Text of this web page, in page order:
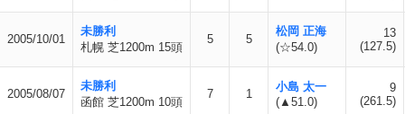
2005/10/01
未勝利
札幌 芝1200m 15頭
5 5
松岡 正海
(☆54.0)
13
(127.5)
2005/08/07
未勝利
函館 芝1200m 10頭
7 1
小島 太一
(▲51.0)
9
(261.5)